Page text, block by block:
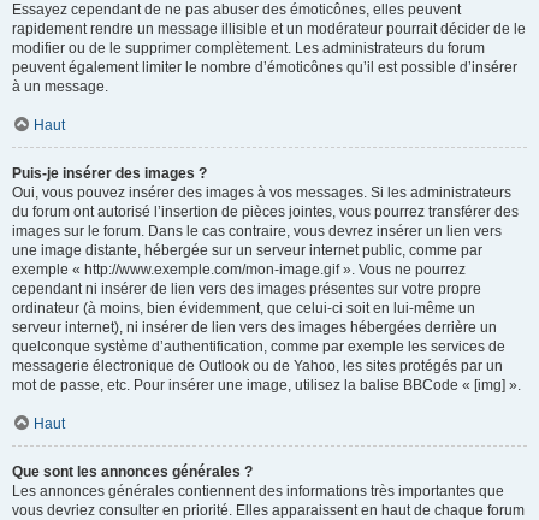
Essayez cependant de ne pas abuser des émoticônes, elles peuvent
rapidement rendre un message illisible et un modérateur pourrait décider de le
modifier ou de le supprimer complètement. Les administrateurs du forum
peuvent également limiter le nombre d’émoticônes qu’il est possible d’insérer
à un message.
Haut
Puis-je insérer des images ?
Oui, vous pouvez insérer des images à vos messages. Si les administrateurs
du forum ont autorisé l’insertion de pièces jointes, vous pourrez transférer des
images sur le forum. Dans le cas contraire, vous devrez insérer un lien vers
une image distante, hébergée sur un serveur internet public, comme par
exemple « http://www.exemple.com/mon-image.gif ». Vous ne pourrez
cependant ni insérer de lien vers des images présentes sur votre propre
ordinateur (à moins, bien évidemment, que celui-ci soit en lui-même un
serveur internet), ni insérer de lien vers des images hébergées derrière un
quelconque système d’authentification, comme par exemple les services de
messagerie électronique de Outlook ou de Yahoo, les sites protégés par un
mot de passe, etc. Pour insérer une image, utilisez la balise BBCode « [img] ».
Haut
Que sont les annonces générales ?
Les annonces générales contiennent des informations très importantes que
vous devriez consulter en priorité. Elles apparaissent en haut de chaque forum